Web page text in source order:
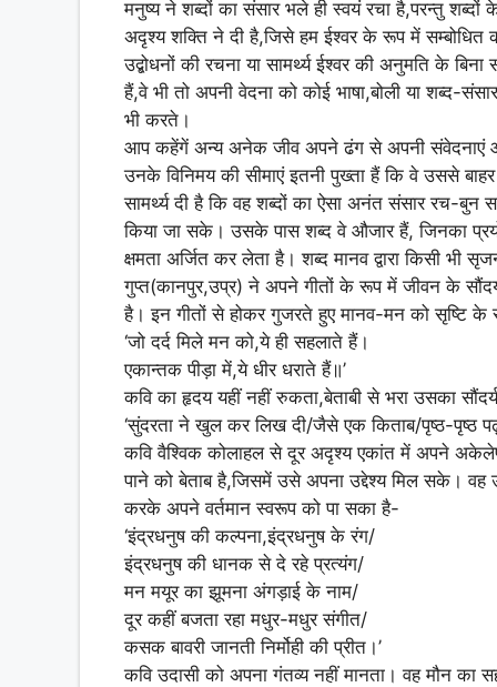
p
o
k
मनुष्य ने शब्दों का संसार भले ही स्वयं रचा है,परन्तु
अदृश्य शक्ति ने दी है,जिसे हम ईश्वर के रूप में सम्बोधित
उद्बोधनों की रचना या सामर्थ्य ईश्वर की अनुमति के
हैं,वे भी तो अपनी वेदना को कोई भाषा,बोली या शब्द-
भी करते।
आप कहेंगें अन्य अनेक जीव अपने ढंग से अपनी संवेदनाएं
उनके विनिमय की सीमाएं इतनी पुख्ता हैं कि वे उससे
सामर्थ्य दी है कि वह शब्दों का ऐसा अनंत संसार रच-
किया जा सके। उसके पास शब्द वे औजार हैं, जिनका
क्षमता अर्जित कर लेता है। शब्द मानव द्वारा किसी
गुप्त(कानपुर,उप्र) ने अपने गीतों के रूप में जीवन के
है। इन गीतों से होकर गुजरते हुए मानव-मन को सृष्टि
‘जो दर्द मिले मन को,ये ही सहलाते हैं।
एकान्तक पीड़ा में,ये धीर धराते हैं॥’
कवि का हृदय यहीं नहीं रुकता,बेताबी से भरा उसका
‘सुंदरता ने खुल कर लिख दी/जैसे एक किताब/पृष्ठ-पृष्ठ
कवि वैश्विक कोलाहल से दूर अदृश्य एकांत में अपने
पाने को बेताब है,जिसमें उसे अपना उद्देश्य मिल सके। वह
करके अपने वर्तमान स्वरूप को पा सका है-
‘इंद्रधनुष की कल्पना,इंद्रधनुष के रंग/
इंद्रधनुष की धानक से दे रहे प्रत्यंग/
मन मयूर का झूमना अंगड़ाई के नाम/
दूर कहीं बजता रहा मधुर-मधुर संगीत/
कसक बावरी जानती निर्मोही की प्रीत।’
कवि उदासी को अपना गंतव्य नहीं मानता। वह मौन